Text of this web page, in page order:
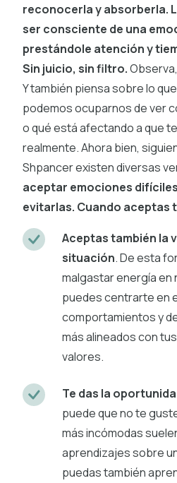
reconocerla y absorberla.
ser consciente de una
prestándole atención y
Sin juicio, sin filtro.
Y también piensa sobre lo
podemos ocuparnos de ver
o qué está afectando a que
realmente. Ahora bien,
Shpancer existen diversas
aceptar emociones
evitarlas. Cuando aceptas
Aceptas también la
situación. De esta
malgastar energía en
puedes centrarte en
comportamientos y
más alineados con
valores.
Te das la
puede que no te
más incómodas
aprendizajes sobre
puedas también